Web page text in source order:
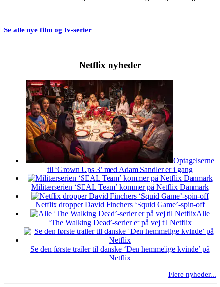
Se alle nye film og tv-serier
Netflix nyheder
Optagelserne
til ‘Grown Ups 3’ med Adam Sandler er i gang
Militærserien ‘SEAL Team’ kommer på Netflix Danmark
Netflix dropper David Finchers ‘Squid Game’-spin-off
Alle
‘The Walking Dead’-serier er på vej til Netflix
Se den første trailer til danske ‘Den hemmelige kvinde’ på
Netflix
Flere nyheder...